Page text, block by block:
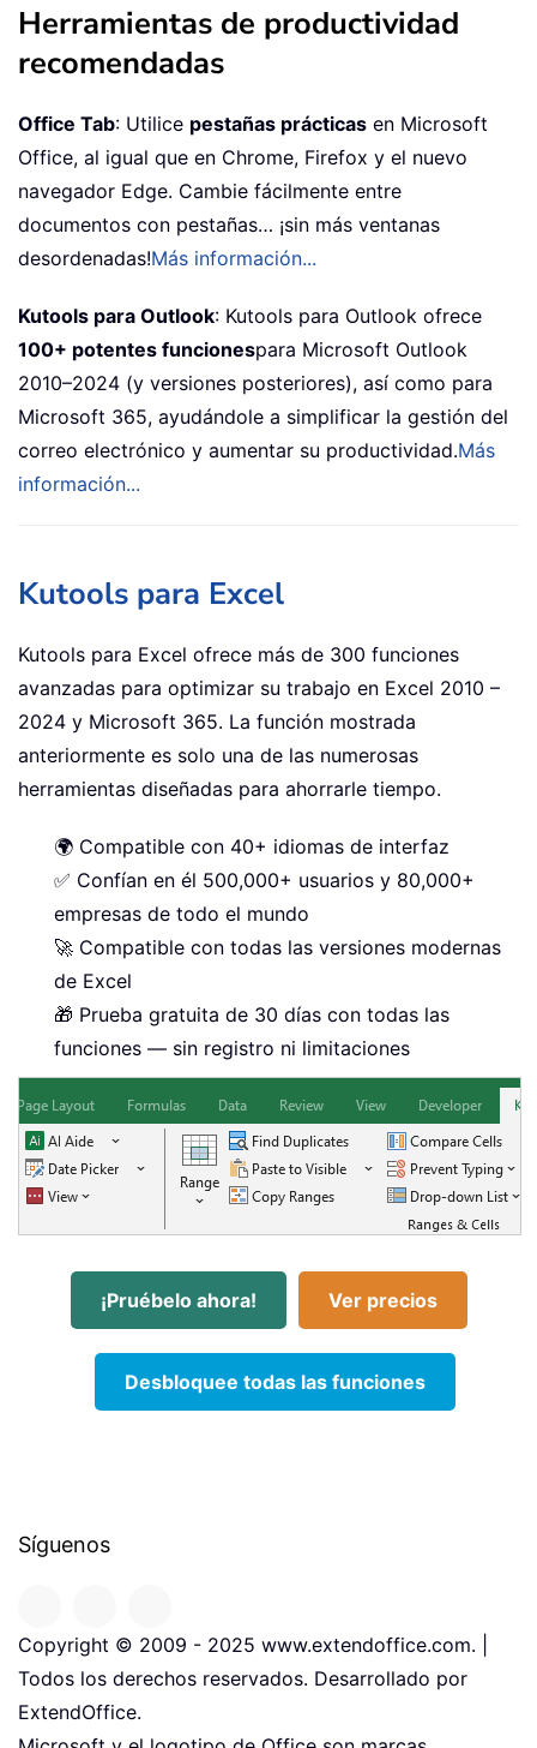
Herramientas de productividad
recomendadas
Office Tab: Utilice pestañas prácticas en Microsoft
Office, al igual que en Chrome, Firefox y el nuevo
navegador Edge. Cambie fácilmente entre
documentos con pestañas… ¡sin más ventanas
desordenadas!Más información...
Kutools para Outlook: Kutools para Outlook ofrece
100+ potentes funcionespara Microsoft Outlook
2010–2024 (y versiones posteriores), así como para
Microsoft 365, ayudándole a simplificar la gestión del
correo electrónico y aumentar su productividad.Más
información...
Kutools para Excel
Kutools para Excel ofrece más de 300 funciones
avanzadas para optimizar su trabajo en Excel 2010 –
2024 y Microsoft 365. La función mostrada
anteriormente es solo una de las numerosas
herramientas diseñadas para ahorrarle tiempo.
🌍 Compatible con 40+ idiomas de interfaz
✅ Confían en él 500,000+ usuarios y 80,000+
empresas de todo el mundo
🚀 Compatible con todas las versiones modernas
de Excel
🎁 Prueba gratuita de 30 días con todas las
funciones — sin registro ni limitaciones
¡Pruébelo ahora! Ver precios
Desbloquee todas las funciones
Síguenos
Copyright © 2009 - 2025 www.extendoffice.com. |
Todos los derechos reservados. Desarrollado por
ExtendOffice.